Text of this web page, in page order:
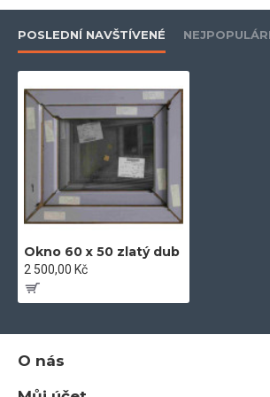
- ekologický profil bez olova
- vyztuženo žárově upraveným
nadstandartní stabilitu
- zašikmené plochy pro optimální odtok
- dvě celoobvodová dorazová těsnění
- hloubka zapuštění skla 20 mm
- záruka 5let
technických parametrech
POSLEDNÍ NAVŠTÍVENÉ
Okno 60 x 50 zlatý dub
2 500,00 Kč
O nás